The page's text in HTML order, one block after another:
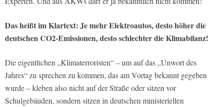
Das heißt im Klartext: Je mehr Elektroautos, desto höher die
deutschen CO2-Emissionen, desto schlechter die Klimabilanz!
Die eigentlichen „Klimaterroristen“ – um auf das „Unwort des
Jahres“ zu sprechen zu kommen, das am Vortag bekannt gegeben
wurde – kleben also nicht auf der Straße oder sitzen vor
Schulgebäuden, sondern sitzen in deutschen ministeriellen